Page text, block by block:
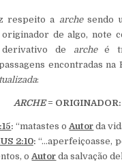
respeito a archesendo
de algo, note
derivativo de
archeé
encontradas na
:
ARCHE= ORIGINADOR:
: “matastes oAutor da
2:10: “…aperfeiçoasse,
oAutor da salvação